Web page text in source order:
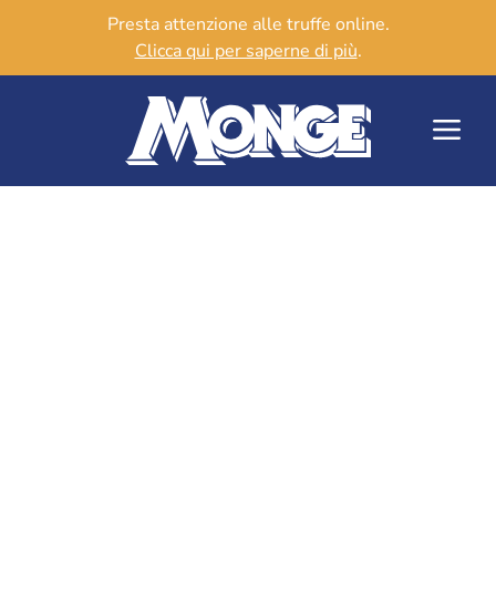
Presta attenzione alle truffe online.
Clicca qui per saperne di più.